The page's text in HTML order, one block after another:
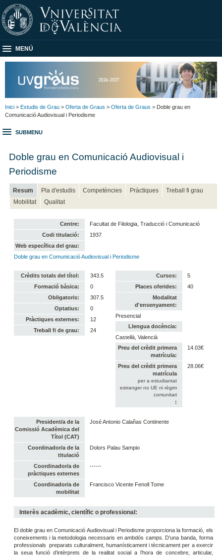
MENÚ
Inici > Estudis de Grau > Oferta de Graus > Oferta de Graus > Doble grau en
Comunicació Audiovisual i Periodisme
SUBMENU
Doble grau en Comunicació Audiovisual i
Periodisme
Resum Pla d'estudis Competències Pràctiques
Treball fi grau
Mobilitat
Qualitat
Centre:
Facultat de Filologia, Traducció i Comunicació
Codi titulació:
1937
Web específica del grau:
Doble grau en Comunicació Audiovisual i Periodisme
Crèdits totals del títol:
343.5
Formació bàsica:
0
Obligatoris:
307.5
Optatius:
0
Pràctiques externes:
12
Treball fi de grau:
24
Cursos:
5
Places oferides:
40
Modalitat
d'ensenyament:
Presencial
Llengua docència:
Castellà, Valencià
Preu del crèdit primera
matrícula:
14.03€
Preu del crèdit primera
matrícula
per a estudiantat
estranger no UE ni règim
comunitari
:
28.06€
President/a de la
Comissió Acadèmica del
Títol (CAT)
José Antonio Calañas Continente
Coordinador/a de la
titulació
Dolors Palau Sampio
Coordinador/a de
pràctiques externes
------
Coordinador/a de
mobilitat
Francisco Vicente Fenoll Tome
Interès acadèmic, científic o professional:
El doble grau en Comunicació Audiovisual i Periodisme proporciona la formació, els
coneixements i la metodologia necessaris en ambdós camps. D’una banda, forma
professionals preparats culturalment, humanísticament i tècnicament per a exercir
la seua funció d’intèrprets de la realitat social a l’hora de concebre, articular,